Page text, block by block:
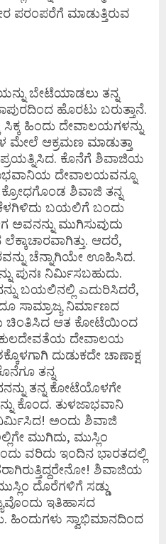
ಪರಂಪರೆಗೆ ಮಾಡುತ್ತಿರುವ
ಬೇಟೆಯಾಡಲು ತನ್ನ
ಹೊರಟು ಬರುತ್ತಾನೆ.
ಹಿಂದು ದೇವಾಲಯಗಳನ್ನು
ಮೇಲೆ ಆಕ್ರಮಣ ಮಾಡುತ್ತಾ
ಕೊನೆಗೆ ಶಿವಾಜಿಯ
ದೇವಾಲಯವನ್ನೂ
ಶಿವಾಜಿ ತನ್ನ
ಬಯಲಿಗೆ ಬಂದು
ಅವನನ್ನು ಮುಗಿಸುವುದು
ಆದರೆ,
ಚೆನ್ನಾಗಿಯೇ ಊಹಿಸಿದ.
ಪುನಃ ನಿರ್ಮಿಸಬಹುದು.
ಬಯಲಿನಲ್ಲಿ ಎದುರಿಸಿದರೆ,
ಸಾಮ್ರಾಜ್ಯ ನಿರ್ಮಾಣದ
ಚಿಂತಿಸಿದ ಆತ ಕೋಟೆಯಿಂದ
ಕುಲದೇವತೆಯ ದೇವಾಲಯ
ದುಡುಕದೇ ಚಾಣಾಕ್ಷ
ತನ್ನ
ತನ್ನ ಕೋಟೆಯೊಳಗೇ
ಕೊಂದ. ತುಳಜಾಭವಾನಿ
ಅಂದು ಶಿವಾಜಿ
ಮುಗಿದು, ಮುಸ್ಲಿಂ
ವರಿದು ಇಂದಿನ ಭಾರತದಲ್ಲಿ
ಶಿವಾಜಿಯ
ದೊರೆಗಳಿಗೆ ಸಡ್ಡು
ಇತಿಹಾಸದ
ಹಿಂದುಗಳು ಸ್ವಾಭಿಮಾನದಿಂದ